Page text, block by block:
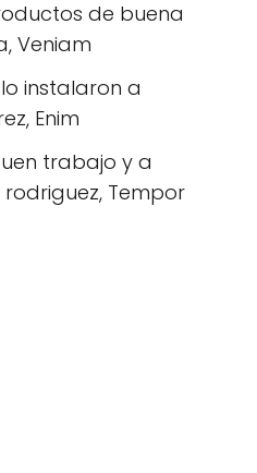
de buena
Veniam
instalaron a
Enim
trabajo y a
Tempor